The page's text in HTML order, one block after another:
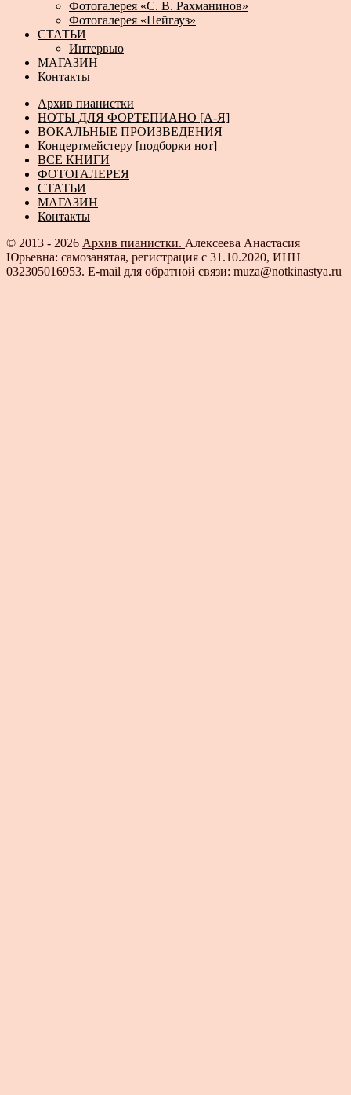
Фотогалерея «С. В. Рахманинов»
Фотогалерея «Нейгауз»
СТАТЬИ
Интервью
МАГАЗИН
Контакты
Архив пианистки
НОТЫ ДЛЯ ФОРТЕПИАНО [А-Я]
ВОКАЛЬНЫЕ ПРОИЗВЕДЕНИЯ
Концертмейстеру [подборки нот]
ВСЕ КНИГИ
ФОТОГАЛЕРЕЯ
СТАТЬИ
МАГАЗИН
Контакты
© 2013 - 2026 Архив пианистки. Алексеева Анастасия
Юрьевна: самозанятая, регистрация с 31.10.2020, ИНН
032305016953. E-mail для обратной связи: muza@notkinastya.ru